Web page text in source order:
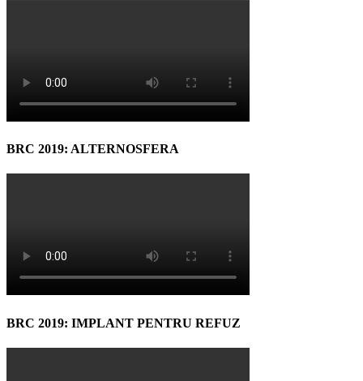
BRC 2019: ALTERNOSFERA
BRC 2019: IMPLANT PENTRU REFUZ